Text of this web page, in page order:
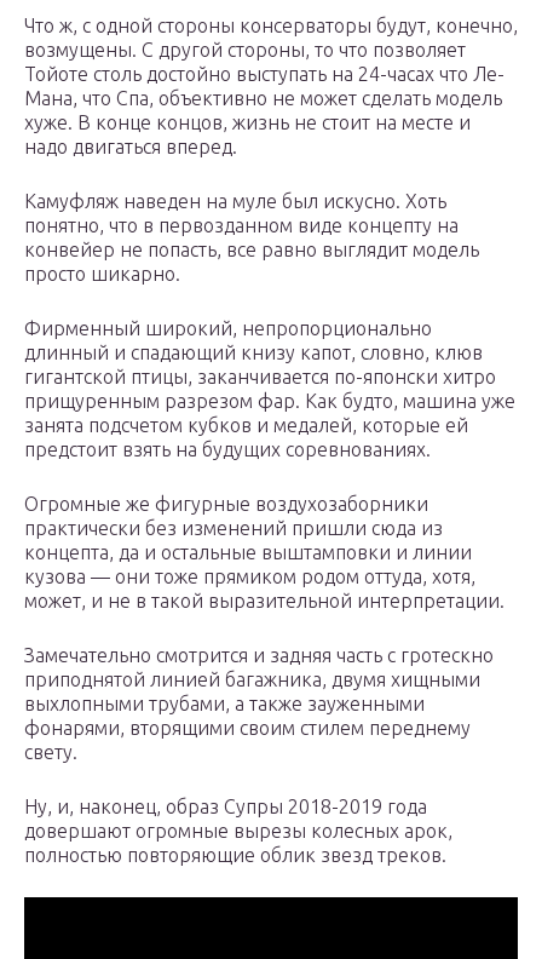
Что ж, с одной стороны консерваторы будут, конечно,
возмущены. С другой стороны, то что позволяет
Тойоте столь достойно выступать на 24-часах что Ле-
Мана, что Спа, объективно не может сделать модель
хуже. В конце концов, жизнь не стоит на месте и
надо двигаться вперед.
Камуфляж наведен на муле был искусно. Хоть
понятно, что в первозданном виде концепту на
конвейер не попасть, все равно выглядит модель
просто шикарно.
Фирменный широкий, непропорционально
длинный и спадающий книзу капот, словно, клюв
гигантской птицы, заканчивается по-японски хитро
прищуренным разрезом фар. Как будто, машина уже
занята подсчетом кубков и медалей, которые ей
предстоит взять на будущих соревнованиях.
Огромные же фигурные воздухозаборники
практически без изменений пришли сюда из
концепта, да и остальные выштамповки и линии
кузова — они тоже прямиком родом оттуда, хотя,
может, и не в такой выразительной интерпретации.
Замечательно смотрится и задняя часть с гротескно
приподнятой линией багажника, двумя хищными
выхлопными трубами, а также зауженными
фонарями, вторящими своим стилем переднему
свету.
Ну, и, наконец, образ Супры 2018-2019 года
довершают огромные вырезы колесных арок,
полностью повторяющие облик звезд треков.